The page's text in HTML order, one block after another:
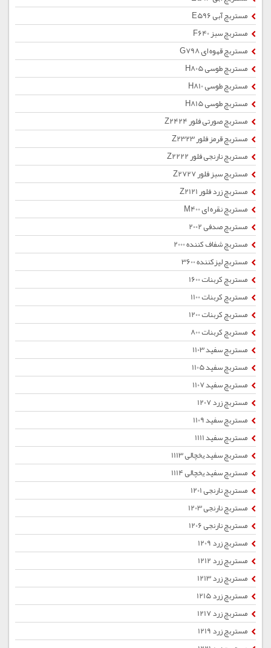
مستربچ آبی E596
مستربچ سبز F640
مستربچ قهوه ای G798
مستربچ طوسی H805
مستربچ طوسی H810
مستربچ طوسی H815
مستربچ صورتی فلور Z2424
مستربچ قرمز فلور Z2323
مستربچ نارنجی فلور Z2222
مستربچ سبز فلور Z2727
مستربچ زرد فلور Z2121
مستربچ نقره ای M400
مستربچ صدفی 2002
مستربچ شفاف کننده 2000
مستربچ لیزکننده 3600
مستربچ کربنات 1600
مستربچ کربنات 1100
مستربچ کربنات 1200
مستربچ کربنات 800
مستربچ سفید 1103
مستربچ سفید 1105
مستربچ سفید 1107
مستربچ زرد 1207
مستربچ سفید 1109
مستربچ سفید 1111
مستربچ سفید یخچالی 1113
مستربچ سفید یخچالی 1114
مستربچ نارنجی 1201
مستربچ نارنجی 1203
مستربچ نارنجی 1206
مستربچ زرد 1209
مستربچ زرد 1212
مستربچ زرد 1213
مستربچ زرد 1215
مستربچ زرد 1217
مستربچ زرد 1219